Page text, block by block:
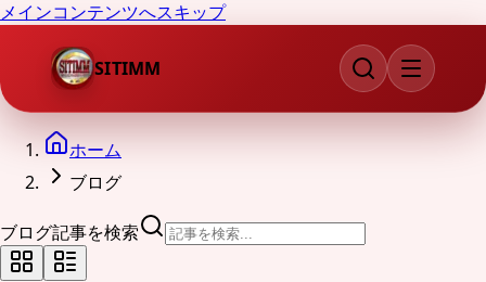
メインコンテンツへスキップ
SITIMM
ホーム
ブログ
ブログ記事を検索